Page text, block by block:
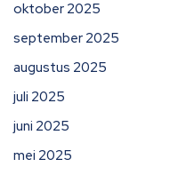
oktober 2025
september 2025
augustus 2025
juli 2025
juni 2025
mei 2025